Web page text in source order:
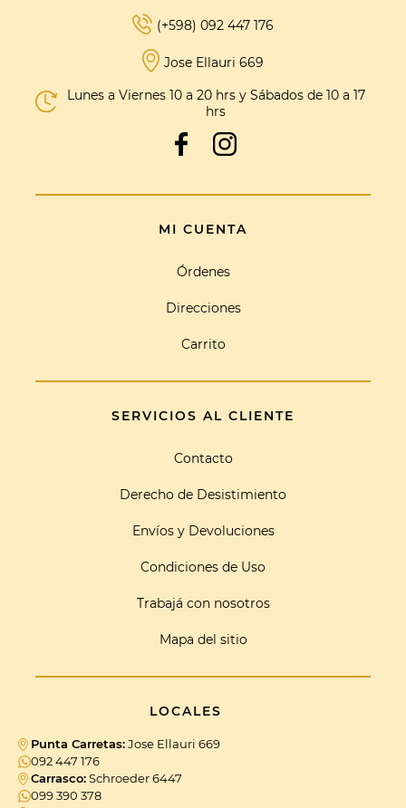
(+598) 092 447 176
Jose Ellauri 669
Lunes a Viernes 10 a 20 hrs y Sábados de 10 a 17
hrs
MI CUENTA
Órdenes
Direcciones
Carrito
SERVICIOS AL CLIENTE
Contacto
Derecho de Desistimiento
Envíos y Devoluciones
Condiciones de Uso
Trabajá con nosotros
Mapa del sitio
LOCALES
Punta Carretas:Jose Ellauri 669
092 447 176
Carrasco:Schroeder 6447
099 390 378